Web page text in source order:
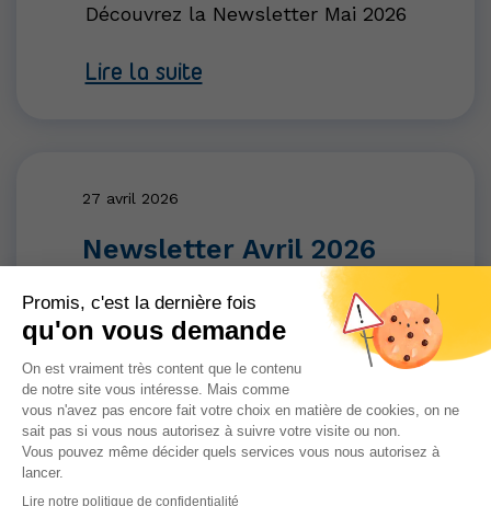
Découvrez la Newsletter Mai 2026
Lire la suite
27 avril 2026
Newsletter Avril 2026
Découvrez la Newsletter Avril 2026
Lire la suite
23 mars 2026